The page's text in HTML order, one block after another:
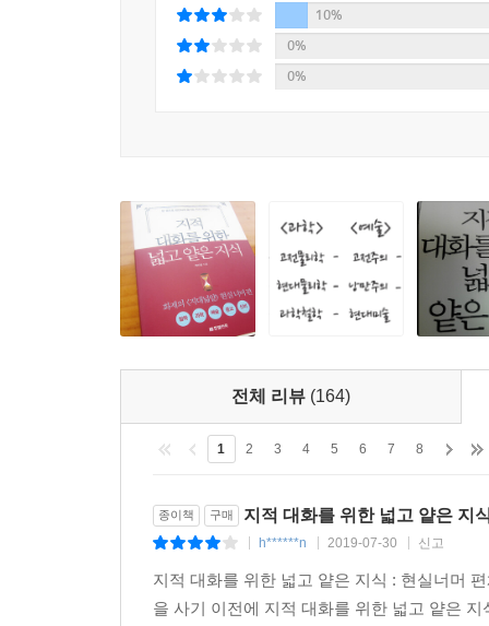
지식이 단순하게 구조화되는 카타르시스!
철학, 과학, 예술, 종교의 영역을 넘나들며 토론하
우선 절대적 진리를 추구하는 사람들은 철학에
않는 엄격한 이성과 논리가 우리를 진리의 세계로
다음으로 변화하는 상대적 진리를 추구하는 사
선호한다. 변화하는 현실에 대한 관심과 다양한
철학에서 회의주의, 과학에서 과학철학, 예술에서
그리고 삶과 죽음, 의식을 이해하고 그 신비함에
《역사, 경제, 정치, 사회, 윤리》 편을 읽은 독자들
최근에 읽은 오픈소스 중에서는 손에 꼽히는 좋
기술해 놓고 있다. 일독 후 지혜의 샘물이 마구 샘
10%
0%
0%
전체 리뷰 (164)
1 2 3 4 5 6 7 8
종이책 구매 지적 대화를 위한 넓고 얕은 지
h******n 2019-07-30 신고
지적 대화를 위한 넓고 얕은 지식 : 현실너머
을 사기 이전에 지적 대화를 위한 넓고 얕은